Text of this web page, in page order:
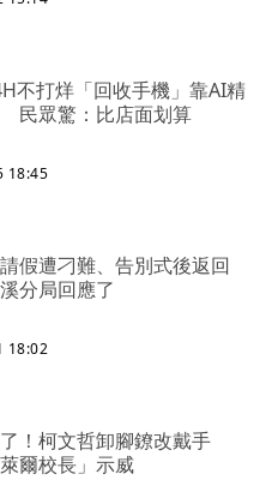
不打烊「回收手機」靠AI精
民眾驚：比店面划算
18:45
假遭刁難、告別式後返回
分局回應了
18:02
！柯文哲卸腳鐐改戴手
爾校長」示威